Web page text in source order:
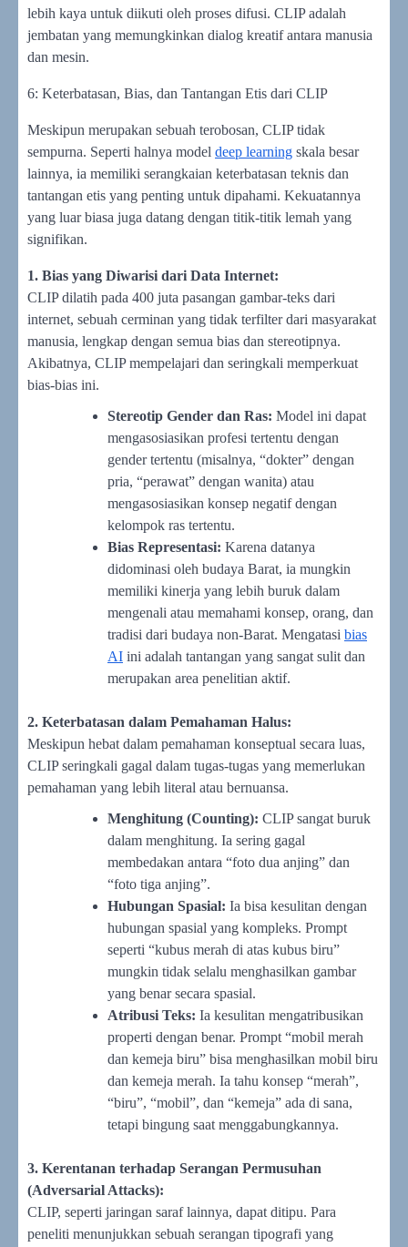
lebih kaya untuk diikuti oleh proses difusi. CLIP adalah
jembatan yang memungkinkan dialog kreatif antara manusia
dan mesin.
6: Keterbatasan, Bias, dan Tantangan Etis dari CLIP
Meskipun merupakan sebuah terobosan, CLIP tidak
sempurna. Seperti halnya model deep learning skala besar
lainnya, ia memiliki serangkaian keterbatasan teknis dan
tantangan etis yang penting untuk dipahami. Kekuatannya
yang luar biasa juga datang dengan titik-titik lemah yang
signifikan.
1. Bias yang Diwarisi dari Data Internet:
CLIP dilatih pada 400 juta pasangan gambar-teks dari
internet, sebuah cerminan yang tidak terfilter dari masyarakat
manusia, lengkap dengan semua bias dan stereotipnya.
Akibatnya, CLIP mempelajari dan seringkali memperkuat
bias-bias ini.
Stereotip Gender dan Ras: Model ini dapat
mengasosiasikan profesi tertentu dengan
gender tertentu (misalnya, “dokter” dengan
pria, “perawat” dengan wanita) atau
mengasosiasikan konsep negatif dengan
kelompok ras tertentu.
Bias Representasi: Karena datanya
didominasi oleh budaya Barat, ia mungkin
memiliki kinerja yang lebih buruk dalam
mengenali atau memahami konsep, orang, dan
tradisi dari budaya non-Barat. Mengatasi bias
AI ini adalah tantangan yang sangat sulit dan
merupakan area penelitian aktif.
2. Keterbatasan dalam Pemahaman Halus:
Meskipun hebat dalam pemahaman konseptual secara luas,
CLIP seringkali gagal dalam tugas-tugas yang memerlukan
pemahaman yang lebih literal atau bernuansa.
Menghitung (Counting): CLIP sangat buruk
dalam menghitung. Ia sering gagal
membedakan antara “foto dua anjing” dan
“foto tiga anjing”.
Hubungan Spasial: Ia bisa kesulitan dengan
hubungan spasial yang kompleks. Prompt
seperti “kubus merah di atas kubus biru”
mungkin tidak selalu menghasilkan gambar
yang benar secara spasial.
Atribusi Teks: Ia kesulitan mengatribusikan
properti dengan benar. Prompt “mobil merah
dan kemeja biru” bisa menghasilkan mobil biru
dan kemeja merah. Ia tahu konsep “merah”,
“biru”, “mobil”, dan “kemeja” ada di sana,
tetapi bingung saat menggabungkannya.
3. Kerentanan terhadap Serangan Permusuhan
(Adversarial Attacks):
CLIP, seperti jaringan saraf lainnya, dapat ditipu. Para
peneliti menunjukkan sebuah serangan tipografi yang